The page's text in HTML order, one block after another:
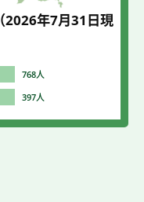
（2026年7月31 日現
768人
397人